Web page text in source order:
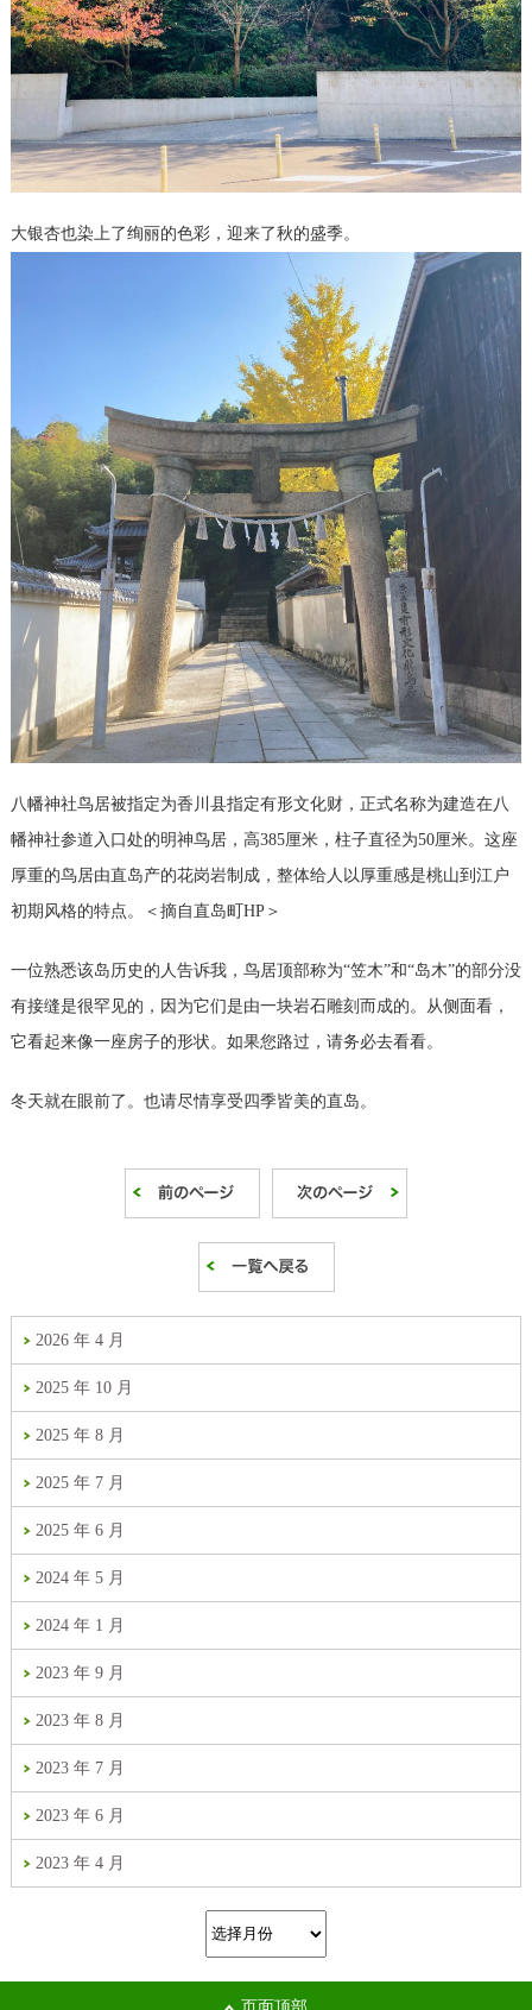
大银杏也染上了绚丽的色彩，迎来了秋的盛季。
八幡神社鸟居被指定为香川县指定有形文化财，正式名称为建造在八
幡神社参道入口处的明神鸟居，高385厘米，柱子直径为50厘米。这座
厚重的鸟居由直岛产的花岗岩制成，整体给人以厚重感是桃山到江户
初期风格的特点。＜摘自直岛町HP＞
一位熟悉该岛历史的人告诉我，鸟居顶部称为“笠木”和“岛木”的部分没
有接缝是很罕见的，因为它们是由一块岩石雕刻而成的。从侧面看，
它看起来像一座房子的形状。如果您路过，请务必去看看。
冬天就在眼前了。也请尽情享受四季皆美的直岛。
2026 年 4 月
2025 年 10 月
2025 年 8 月
2025 年 7 月
2025 年 6 月
2024 年 5 月
2024 年 1 月
2023 年 9 月
2023 年 8 月
2023 年 7 月
2023 年 6 月
2023 年 4 月